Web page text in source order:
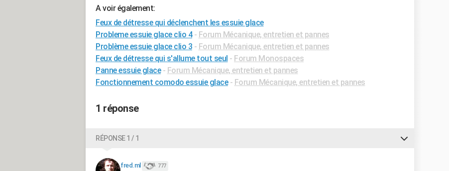
A voir également:
Feux de détresse qui déclenchent les essuie glace
Probleme essuie glace clio 4 - Forum Mécanique, entretien et pannes
Problème essuie glace clio 3 - Forum Mécanique, entretien et pannes
Feux de détresse qui s'allume tout seul - Forum Monospaces
Panne essuie glace - Forum Mécanique, entretien et pannes
Fonctionnement comodo essuie glace - Forum Mécanique, entretien et pannes
1 réponse
RÉPONSE 1 / 1
fred.ml 777